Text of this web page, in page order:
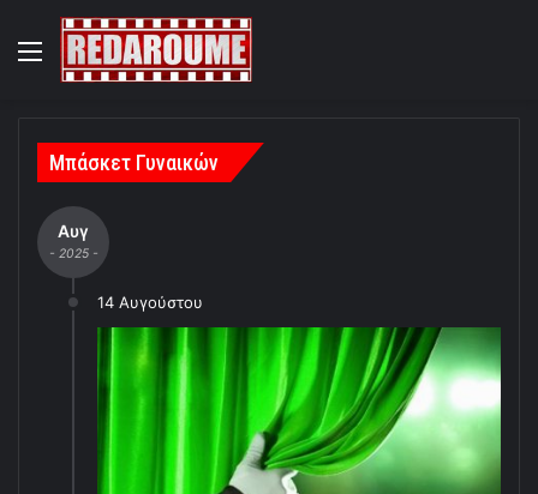
Menu
Μπάσκετ Γυναικών
Αυγ
- 2025 -
14 Αυγούστου